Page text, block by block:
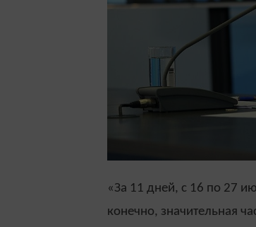
«За 11 дней, с 16 по 27
конечно, значительная